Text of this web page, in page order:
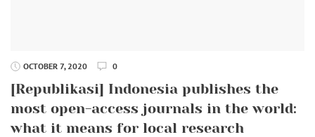
OCTOBER 7, 2020 0
[Republikasi] Indonesia publishes the
most open-access journals in the world:
what it means for local research